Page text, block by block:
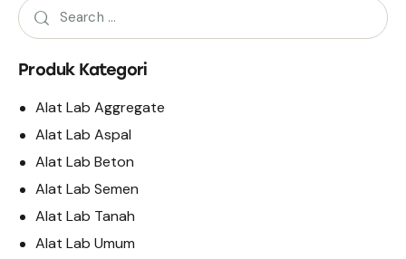
Produk Kategori
Alat Lab Aggregate
Alat Lab Aspal
Alat Lab Beton
Alat Lab Semen
Alat Lab Tanah
Alat Lab Umum